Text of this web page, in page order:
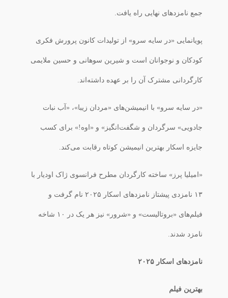
جمع نامزدهای نهایی راه یافت.
پویانمایی «در سایه سرو» از تولیدات کانون پرورش فکری
کودکان و نوجوانان است و شیرین سوهانی و حسین ملایمی
کارگردانی مشترک آن را بر عهده داشته‌اند.
«در سایه سرو» با انیمیشن‌های «مردان زیبا»، «آب نبات
جادویی» سرگردان و شگفت‌انگیز» و «اوه!» برای کسب
جایزه اسکار بهترین انیمیشن کوتاه رقابت می‌کند.
«امیلیا پرز» ساخته کارگردان مطرح فرانسوی ژاک اودیار با
۱۳ نامزدی پیشتاز نامزدهای اسکار ۲۰۲۵ نام گرفت و
فیلم‌های «بروتالیست» و «شرور» نیز هر یک در ۱۰ شاخه
نامزد شدند.
نامزدهای اسکار ۲۰۲۵
بهترین فیلم